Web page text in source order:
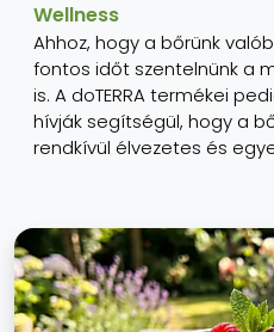
Wellness
Ahhoz, hogy a bőrünk
fontos időt szentelnünk a
is. A doTERRA termékei
hívják segítségül, hogy a
rendkívül élvezetes és